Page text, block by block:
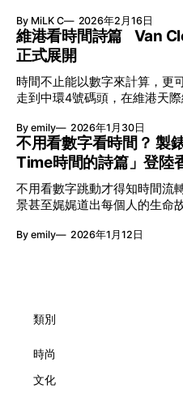
節與香港賽馬會慈善信託基金
八年來不只是帶來無數來自世
本地建立屬於香港的共融創作
艦藝團強強聯手打造兩部深具
影》，展開一場前所未有的藝
能量，全面開展一場無界限嘅藝術旅程。 第
以「你我不只一種想像」為題
的價值。不同能力人士是社會
「不同」能力與特質，當我們
發，偏見與界線，也自然被藝術溶化。 「無限亮
節目包括: 2月27日至3月1日：帕拉管弦樂團《無邊狂想曲》/
音樂‧舞蹈 (開幕節
By MiLK C 2026年2月16日
維港看時間詩篇 Van
正式展開
時間不止能以數字來計算，更
走到中環4號碼頭，在維港天
覽。由即日至2月8日期間舉行
言搬離傳統店舖，放進公共場
件，而是一場可以與他人一同經歷的詩
「時間詩集」 走進展場尤如翻開一本時間詩集，藉由不同主
題呈現時間的無限想像。Van
由單純的機械與數字堆砌，更
精湛的製錶技術與敘事美學為
報時的功能，而是把稍縱即逝
子，以及訴說時間的珠寶。每
By emily 2026年1月30日
不用看數字看時間？ 製
Time時間的詩篇」登陸
不用看數字跳動才得知時間流
景甚至娓娓道出每個人的生命
詩篇」展覽，邀請大家走進由
大主題展區，彰顯世家的核心
級鐘錶大賞（Grand Prix
擁而吻。雙逆跳機芯精準驅動
By emily 2026年1月12日
類別
時尚
文化